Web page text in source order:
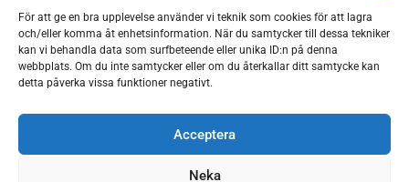
För att ge en bra upplevelse använder vi teknik som cookies för att lagra
och/eller komma åt enhetsinformation. När du samtycker till dessa tekniker
kan vi behandla data som surfbeteende eller unika ID:n på denna
webbplats. Om du inte samtycker eller om du återkallar ditt samtycke kan
detta påverka vissa funktioner negativt.
Acceptera
Neka
Cookiepolicy
Ideellt arbetsschema BIO
Ideellt arbetsschema Opera